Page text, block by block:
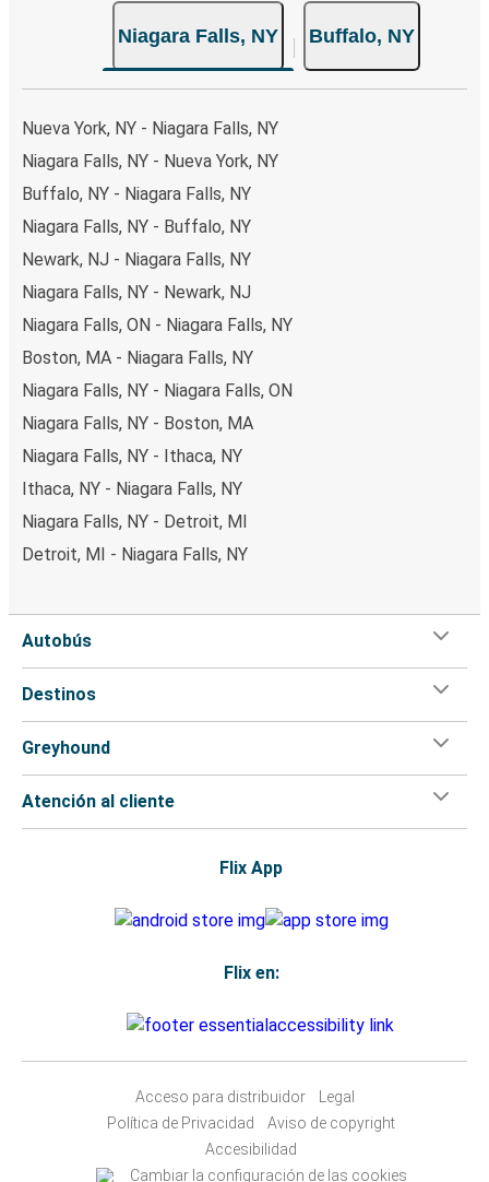
Niagara Falls, NY Buffalo, NY
Nueva York, NY - Niagara Falls, NY
Niagara Falls, NY - Nueva York, NY
Buffalo, NY - Niagara Falls, NY
Niagara Falls, NY - Buffalo, NY
Newark, NJ - Niagara Falls, NY
Niagara Falls, NY - Newark, NJ
Niagara Falls, ON - Niagara Falls, NY
Boston, MA - Niagara Falls, NY
Niagara Falls, NY - Niagara Falls, ON
Niagara Falls, NY - Boston, MA
Niagara Falls, NY - Ithaca, NY
Ithaca, NY - Niagara Falls, NY
Niagara Falls, NY - Detroit, MI
Detroit, MI - Niagara Falls, NY
Autobús
Destinos
Greyhound
Atención al cliente
Flix App
Flix en:
Acceso para distribuidor
Legal
Política de Privacidad
Aviso de copyright
Accesibilidad
Cambiar la configuración de las cookies